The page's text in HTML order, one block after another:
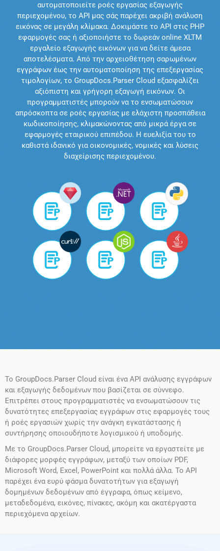
αυτοματοποιείτε ροές εργασίας εξαγωγής
περιεχομένου, το API μας σάς παρέχει ακριβή ανάλυση
εικόνας σε μεγάλη κλίμακα. Δοκιμάστε το API στις PHP
εφαρμογές σας ή αξιοποιήστε το δωρεάν online XLTM
εργαλείο εξαγωγής εικόνων για να δείτε άμεσα
αποτελέσματα. Από την αρχειοθέτηση σαρωμένων
εγγράφων έως την αυτοματοποίηση της επεξεργασίας
τιμολογίων, το GroupDocs.Parser Cloud εξασφαλίζει
αξιόπιστη και γρήγορη εξαγωγή εικόνων. Οι
προγραμματιστές μπορούν να το ενσωματώσουν
απρόσκοπτα σε ροές εργασίας με ελάχιστη προσπάθεια
κωδικοποίησης, κλιμακώνοντας από μικρά έργα σε
εφαρμογές εταιρικού επιπέδου. Η ευελιξία του το
καθιστά ιδανικό για οικονομικές, νομικές και λύσεις
διαχείρισης περιεχομένου.
Το GroupDocs.Parser Cloud είναι ένα API ανάλυσης εγγράφων
και εξαγωγής δεδομένων που βασίζεται σε σύννεφο.
Επιτρέπει στους προγραμματιστές να ενσωματώσουν τις
δυνατότητες επεξεργασίας εγγράφων στις εφαρμογές τους
ή ροές εργασιών χωρίς την ανάγκη εγκατάστασης ή
συντήρησης οποιουδήποτε λογισμικού ή υποδομής.
Με το GroupDocs.Parser Cloud, μπορείτε να εργαστείτε με
διάφορες μορφές εγγράφων, μεταξύ των οποίων PDF,
Microsoft Word, Excel, PowerPoint και πολλά άλλα. Το API
παρέχει ένα ευρύ φάσμα δυνατοτήτων για εξαγωγή
δομημένων δεδομένων από έγγραφα, όπως κείμενο,
μεταδεδομένα, εικόνες, πίνακες, ακόμη και ακατέργαστα
περιεχόμενα αρχείων.